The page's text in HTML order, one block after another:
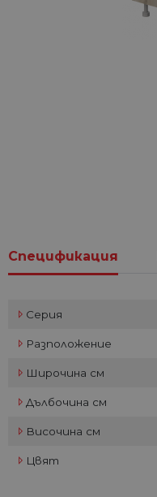
Спецификация
Серия
Разположение
Широчина см
Дълбочина см
Височина см
Цвят